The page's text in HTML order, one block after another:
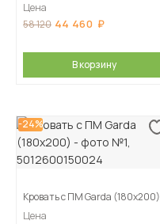
Цена
58 120 44 460
В корзину
-24%
Кровать с ПМ Garda (180х200)
Цена